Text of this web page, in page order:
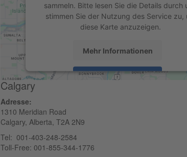
sammeln. Bitte lesen Sie die Details durch
stimmen Sie der Nutzung des Service zu,
diese Karte anzuzeigen.
Mehr Informationen
Akzeptieren
Calgary
Adresse:
1310 Meridian Road
Calgary, Alberta, T2A 2N9
Tel: 001-403-248-2584
Toll-Free: 001-855-344-1776